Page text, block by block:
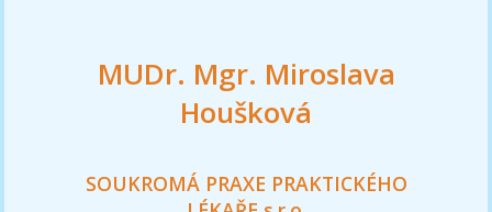
MUDr. Mgr. Miroslava
Houšková
SOUKROMÁ PRAXE PRAKTICKÉHO